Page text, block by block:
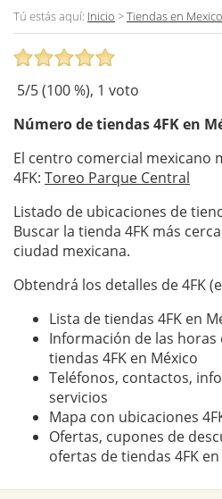
Tú estás aquí: Inicio >Tiendas en Mexico
5/5 (100%), 1 voto
Número de tiendas4FKen
El centro comercial mexicano
4FK: Toreo Parque Central
Listado de ubicaciones de
Buscar la tienda 4FK más
ciudad mexicana.
Obtendrá los detalles de 4FK
Lista de tiendas 4FK en
Información de las
tiendas 4FK en México
Teléfonos, contactos,
servicios
Mapa con ubicaciones
Ofertas, cupones de
ofertas de tiendas 4FK